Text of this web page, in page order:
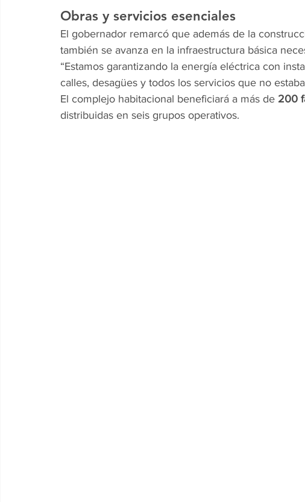
Obras y servicios esenciales
El gobernador remarcó que además de la
también se avanza en la infraestructura básica
“Estamos garantizando la energía eléctrica con
calles, desagües y todos los servicios que no
El complejo habitacional beneficiará a más de 200
distribuidas en seis grupos operativos.